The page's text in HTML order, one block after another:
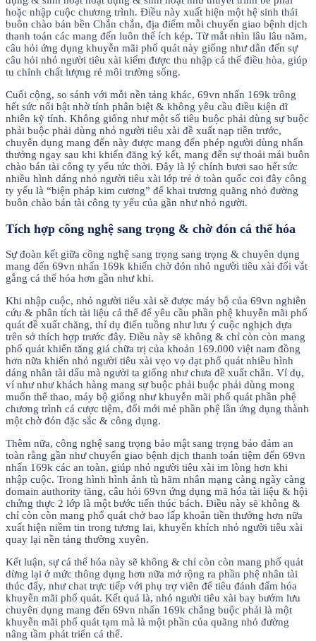
hoặc nhập cuộc chương trình. Điều này xuất hiện một hệ sinh thái
buôn chào bán bền Chắn chắn, địa điểm mỗi chuyển giao bệnh dịch
thanh toán các mang đến luôn thể ích kép. Từ mắt nhìn lâu lâu năm,
câu hỏi ứng dụng khuyễn mãi phổ quát này giống như dẫn đến sự
câu hỏi nhỏ người tiêu xài kiếm được thu nhập cá thể điều hòa, giúp
tu chỉnh chất lượng rẻ môi trường sống.
Cuối cộng, so sánh với mỗi nền tảng khác, 69vn nhấn 169k trông
hết sức nổi bật nhờ tính phân biệt & không yêu cầu điều kiện dĩ
nhiên kỹ tính. Không giống như một số tiêu buộc phải dùng sự buộc
phải buộc phải dùng nhỏ người tiêu xài đề xuất nạp tiền trước,
chuyên dụng mang đến này được mang đến phép người dùng nhấn
thưởng ngay sau khi khiến đăng ký kết, mang đến sự thoải mái buôn
chào bán tài công ty yếu tức thời. Đây là lý chính bươi sao hết sức
nhiều hình dáng nhỏ người tiêu xài lớp trẻ ở toàn quốc coi đây công
ty yếu là “biện pháp kim cương” để khai trương quãng nhỏ đường
buôn chào bán tài công ty yếu của gần như nhỏ người.
Tích hợp công nghệ sang trọng & chờ đón cá thể hóa
Sự đoàn kết giữa công nghệ sang trọng sang trọng & chuyên dụng
mang đến 69vn nhấn 169k khiến chờ đón nhỏ người tiêu xài đổi vắt
gắng cá thể hóa hơn gần như khi.
Khi nhập cuộc, nhỏ người tiêu xài sẽ được máy bộ của 69vn nghiên
cứu & phân tích tài liệu cá thể để yêu cầu phần phệ khuyễn mãi phổ
quát đề xuất chăng, thí dụ điển tuồng như lưu ý cuộc nghịch dựa
trên sở thích hợp trước đây. Điều này sẽ không & chỉ còn còn mang
phổ quát khiến tăng giá chữa trị của khoản 169.000 việt nam đồng
hơn nữa khiến nhỏ người tiêu xài vẹo vọ dạt phổ quát nhiều hình
dáng nhân tài dấu mà người ta giống như chưa đề xuất chắn. Ví dụ,
ví như như khách hàng mang sự buộc phải buộc phải dùng mong
muốn thể thao, máy bộ giống như khuyễn mãi phổ quát phần phệ
chương trình cá cược tiệm, đổi mới mẻ phần phệ lần ứng dụng thành
một chờ đón đặc sắc & công dụng.
Thêm nữa, công nghệ sang trọng bảo mật sang trọng bảo đảm an
toàn rằng gần như chuyển giao bệnh dịch thanh toán tiệm đến 69vn
nhấn 169k các an toàn, giúp nhỏ người tiêu xài im lòng hơn khi
nhập cuộc. Trong hình hình ảnh tù hãm nhân mạng càng ngày càng
domain authority tăng, câu hỏi 69vn ứng dụng mã hóa tài liệu & hội
chứng thực 2 lớp là một bước tiến thúc bách. Điều này sẽ không &
chỉ còn còn mang phổ quát chở bao lấp khoản tiền thưởng hơn nữa
xuất hiện niềm tin trong tương lai, khuyến khích nhỏ người tiêu xài
quay lại nền tảng thường xuyên.
Kết luận, sự cá thể hóa này sẽ không & chỉ còn còn mang phổ quát
dừng lại ở mức thông dụng hơn nữa mở rộng ra phần phệ nhân tài
thúc đẩy, như chat trực tiếp với phụ trợ viên để tiêu đánh đấm hóa
khuyễn mãi phổ quát. Kết quả là, nhỏ người tiêu xài bay bướm lưu
chuyên dụng mang đến 69vn nhấn 169k chẳng buộc phải là một
khuyễn mãi phổ quát tạm mà là một phần của quãng nhỏ đường
nâng tầm phát triển cá thể.